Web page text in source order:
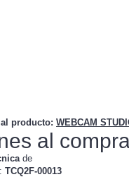
producto: WEBCAM
al
de
: TCQ2F-00013